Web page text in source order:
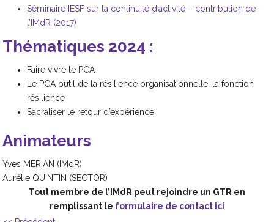
Séminaire IESF sur la continuité d’activité – contribution de
l’IMdR (2017)
Thématiques 2024 :
Faire vivre le PCA
Le PCA outil de la résilience organisationnelle, la fonction
résilience
Sacraliser le retour d’expérience
Animateurs
Yves MERIAN (IMdR)
Aurélie QUINTIN (SECTOR)
Tout membre de l’IMdR peut rejoindre un GTR en
remplissant le formulaire de contact ici